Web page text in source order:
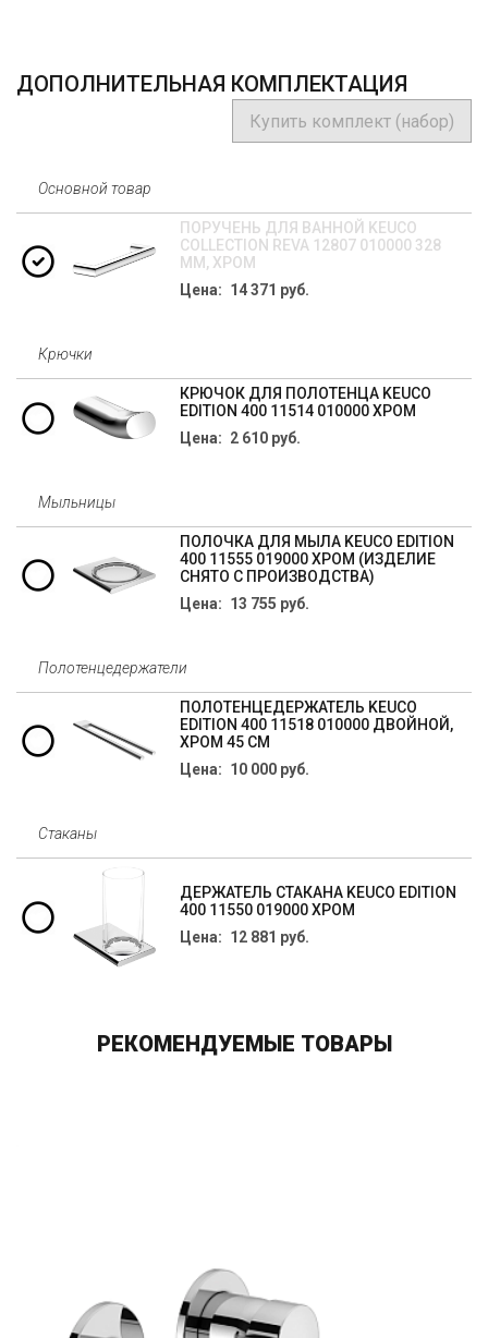
ДОПОЛНИТЕЛЬНАЯ КОМПЛЕКТАЦИЯ
Купить комплект (набор)
Основной товар
ПОРУЧЕНЬ ДЛЯ ВАННОЙ KEUCO
COLLECTION REVA 12807 010000 328
ММ, ХРОМ
Цена: 14 371 руб.
Крючки
КРЮЧОК ДЛЯ ПОЛОТЕНЦА KEUCO
EDITION 400 11514 010000 ХРОМ
Цена: 2 610 руб.
Мыльницы
ПОЛОЧКА ДЛЯ МЫЛА KEUCO EDITION
400 11555 019000 ХРОМ (ИЗДЕЛИЕ
СНЯТО С ПРОИЗВОДСТВА)
Цена: 13 755 руб.
Полотенцедержатели
ПОЛОТЕНЦЕДЕРЖАТЕЛЬ KEUCO
EDITION 400 11518 010000 ДВОЙНОЙ,
ХРОМ 45 СМ
Цена: 10 000 руб.
Стаканы
ДЕРЖАТЕЛЬ СТАКАНА KEUCO EDITION
400 11550 019000 ХРОМ
Цена: 12 881 руб.
РЕКОМЕНДУЕМЫЕ ТОВАРЫ